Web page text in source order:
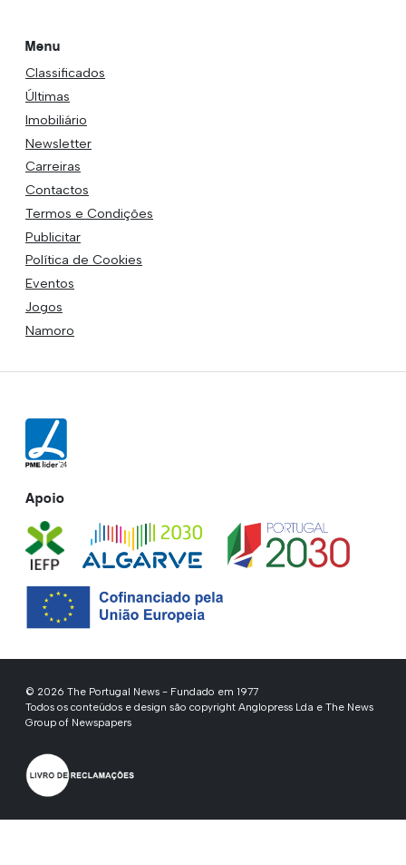
Menu
Classificados
Últimas
Imobiliário
Newsletter
Carreiras
Contactos
Termos e Condições
Publicitar
Política de Cookies
Eventos
Jogos
Namoro
Apoio
© 2026 The Portugal News - Fundado em 1977
Todos os conteúdos e design são copyright Anglopress Lda e The News
Group of Newspapers